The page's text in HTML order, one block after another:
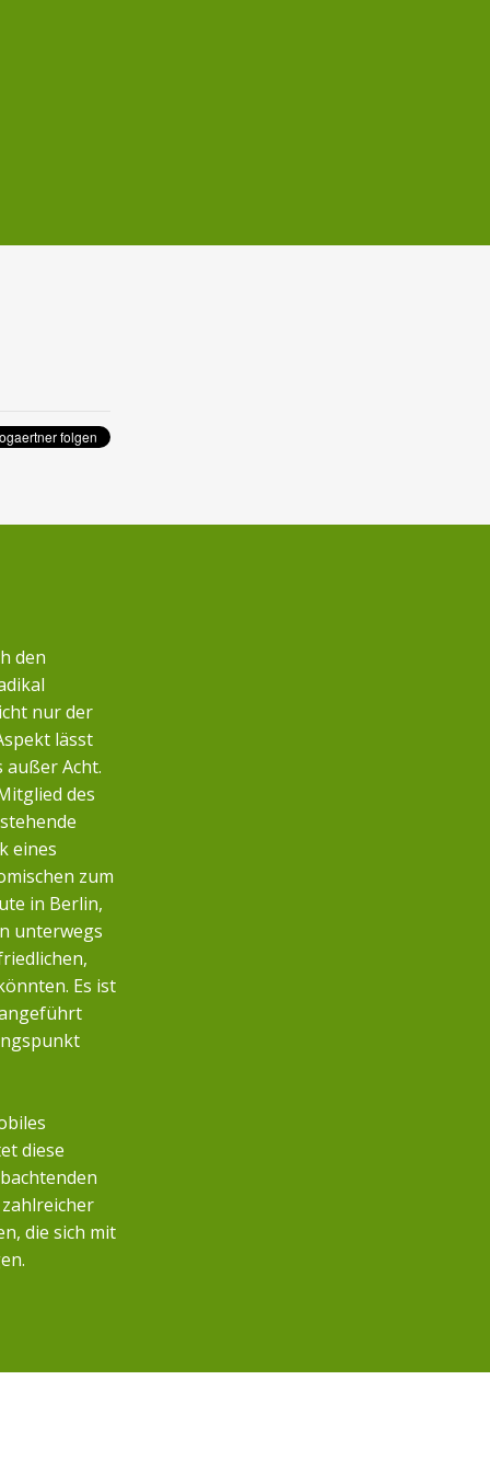
den
nur der
lässt
außer Acht.
des
eines
zum
in Berlin,
unterwegs
Es ist
diese
die sich mit